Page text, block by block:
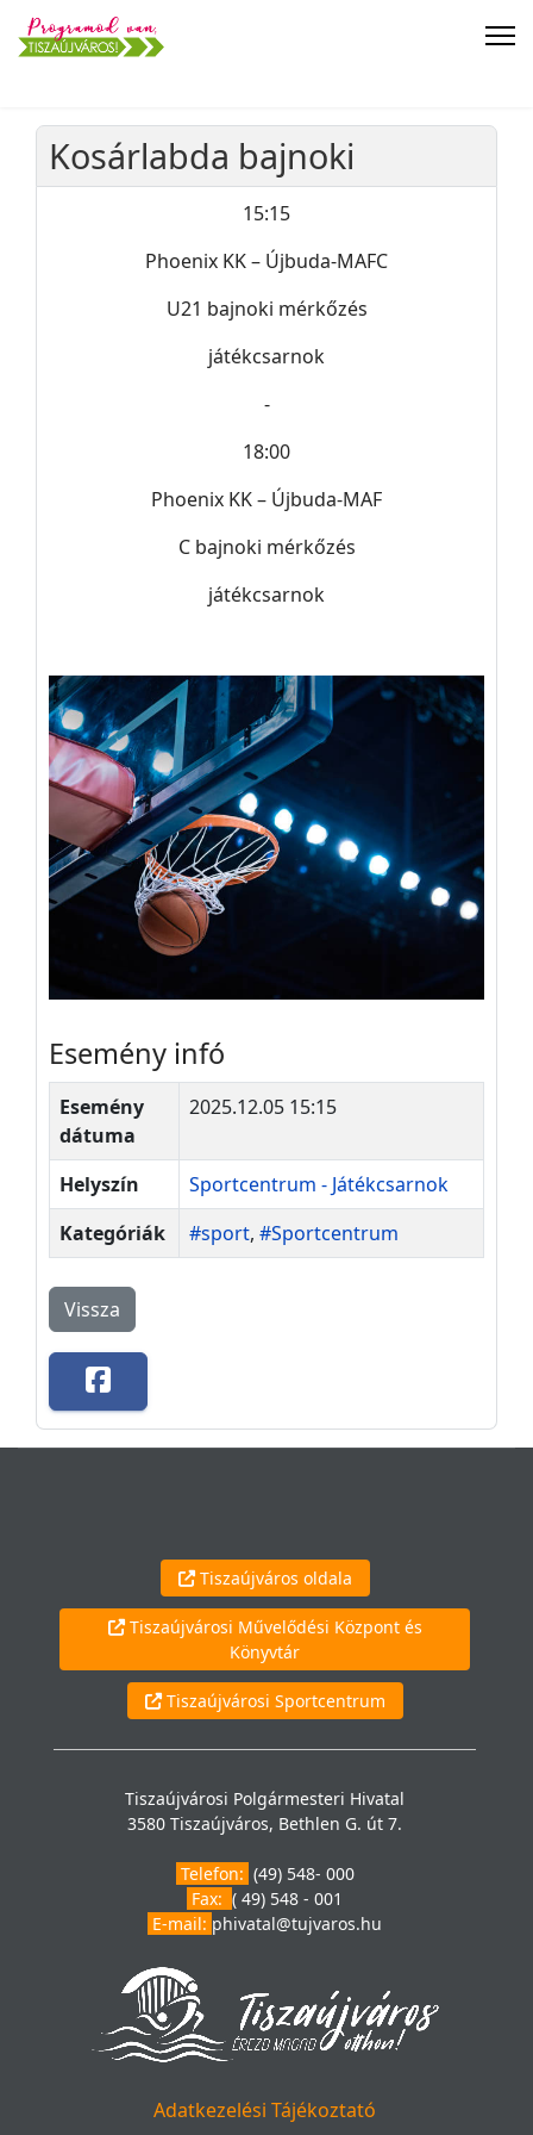
Kosárlabda bajnoki
15:15
Phoenix KK – Újbuda-MAFC
U21 bajnoki mérkőzés
játékcsarnok
-
18:00
Phoenix KK – Újbuda-MAF
C bajnoki mérkőzés
játékcsarnok
Esemény infó
Esemény
dátuma
2025.12.05 15:15
Helyszín
Sportcentrum - Játékcsarnok
Kategóriák
#sport, #Sportcentrum
Vissza
Tiszaújváros oldala
Tiszaújvárosi Művelődési Központ és
Könyvtár
Tiszaújvárosi Sportcentrum
Tiszaújvárosi Polgármesteri Hivatal
3580 Tiszaújváros, Bethlen G. út 7.
Telefon: (49) 548- 000
Fax: ( 49) 548 - 001
E-mail: phivatal@tujvaros.hu
Adatkezelési Tájékoztató